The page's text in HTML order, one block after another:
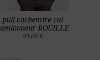
pull cachemire col
ROUILLE
99,00 €